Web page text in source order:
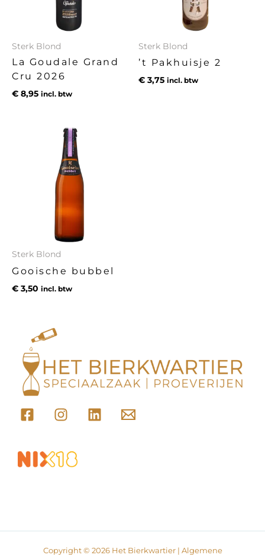
Sterk Blond
La Goudale Grand
Cru 2026
€ 8,95 incl. btw
Sterk Blond
’t Pakhuisje 2
€ 3,75 incl. btw
Sterk Blond
Gooische bubbel
€ 3,50 incl. btw
Copyright © 2026 Het Bierkwartier | Algemene